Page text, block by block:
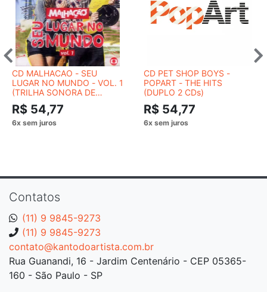
CD MALHACAO - SEU
LUGAR NO MUNDO - VOL. 1
(TRILHA SONORA DE
NOVELAS)
R$ 54,77
CD PET SHOP BOYS -
POPART - THE HITS
(DUPLO 2 CDs)
R$ 54,77
Contatos
(11) 9 9845-9273
(11) 9 9845-9273
contato@kantodoartista.com.br
Rua Guanandi, 16 - Jardim Centenário - CEP 05365-
160 - São Paulo - SP